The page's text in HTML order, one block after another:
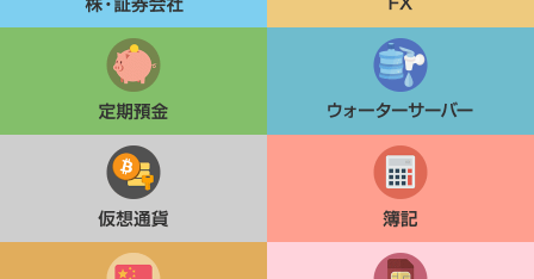
定期貯金 ウォーターサーバー
仮想通貨 簿記
中国語検定 格安SIM